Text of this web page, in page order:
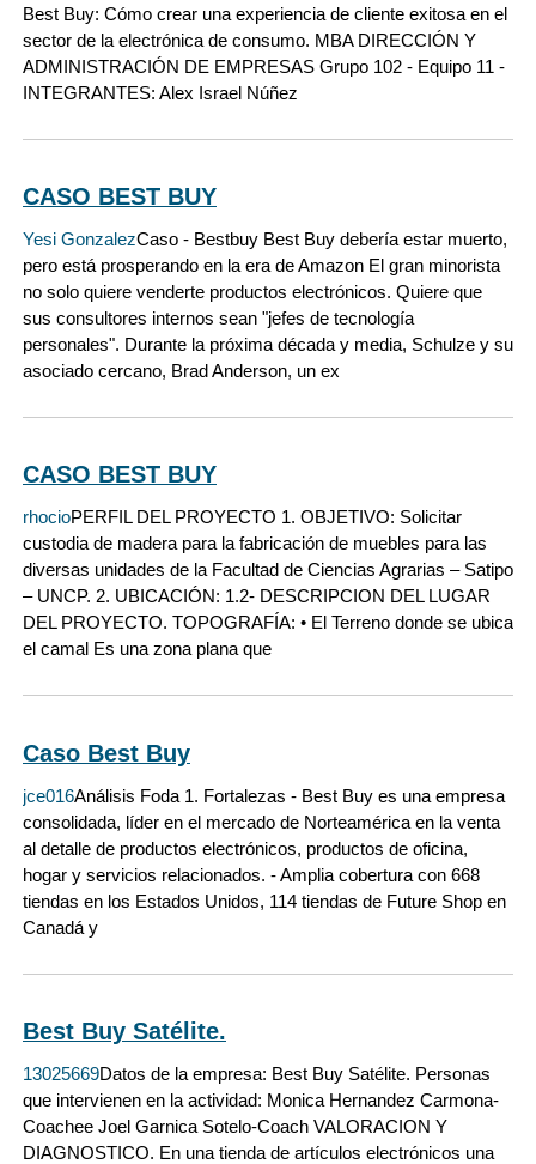
Best Buy: Cómo crear una experiencia de cliente exitosa en el
sector de la electrónica de consumo. MBA DIRECCIÓN Y
ADMINISTRACIÓN DE EMPRESAS Grupo 102 - Equipo 11 -
INTEGRANTES: Alex Israel Núñez
CASO BEST BUY
Yesi GonzalezCaso - Bestbuy Best Buy debería estar muerto,
pero está prosperando en la era de Amazon El gran minorista
no solo quiere venderte productos electrónicos. Quiere que
sus consultores internos sean "jefes de tecnología
personales". Durante la próxima década y media, Schulze y su
asociado cercano, Brad Anderson, un ex
CASO BEST BUY
rhocioPERFIL DEL PROYECTO 1. OBJETIVO: Solicitar
custodia de madera para la fabricación de muebles para las
diversas unidades de la Facultad de Ciencias Agrarias – Satipo
– UNCP. 2. UBICACIÓN: 1.2- DESCRIPCION DEL LUGAR
DEL PROYECTO. TOPOGRAFÍA: • El Terreno donde se ubica
el camal Es una zona plana que
Caso Best Buy
jce016Análisis Foda 1. Fortalezas - Best Buy es una empresa
consolidada, líder en el mercado de Norteamérica en la venta
al detalle de productos electrónicos, productos de oficina,
hogar y servicios relacionados. - Amplia cobertura con 668
tiendas en los Estados Unidos, 114 tiendas de Future Shop en
Canadá y
Best Buy Satélite.
13025669Datos de la empresa: Best Buy Satélite. Personas
que intervienen en la actividad: Monica Hernandez Carmona-
Coachee Joel Garnica Sotelo-Coach VALORACION Y
DIAGNOSTICO. En una tienda de artículos electrónicos una